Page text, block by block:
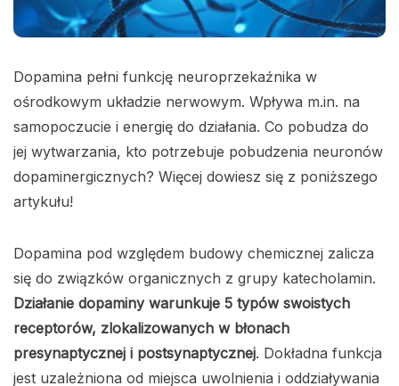
Dopamina pełni funkcję neuroprzekaźnika w
ośrodkowym układzie nerwowym. Wpływa m.in. na
samopoczucie i energię do działania. Co pobudza do
jej wytwarzania, kto potrzebuje pobudzenia neuronów
dopaminergicznych? Więcej dowiesz się z poniższego
artykułu!
Dopamina pod względem budowy chemicznej zalicza
się do związków organicznych z grupy katecholamin.
Działanie dopaminy warunkuje 5 typów swoistych
receptorów, zlokalizowanych w błonach
presynaptycznej i postsynaptycznej. Dokładna funkcja
jest uzależniona od miejsca uwolnienia i oddziaływania